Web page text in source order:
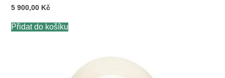
5 900,00 Kč
Přidat do košíku